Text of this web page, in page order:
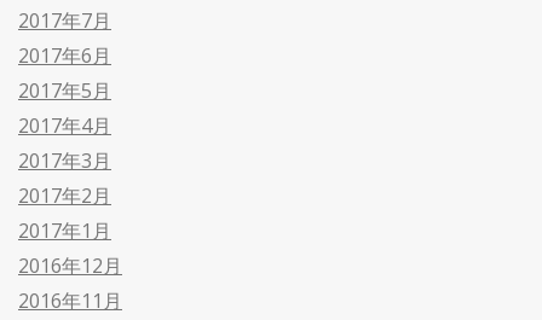
2017年7月
2017年6月
2017年5月
2017年4月
2017年3月
2017年2月
2017年1月
2016年12月
2016年11月